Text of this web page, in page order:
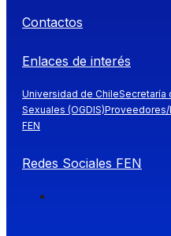
Contactos
Enlaces de interés
Universidad de ChileSecretaría
Sexuales (OGDIS)Proveedores/
FEN
Redes Sociales FEN